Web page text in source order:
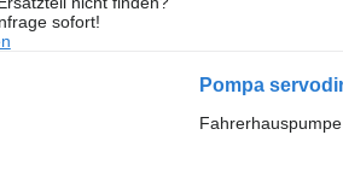
sofort!
Fahrerhauspumpe